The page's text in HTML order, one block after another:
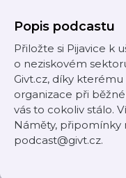
Popis podcastu
Přiložte si Pijavice k
o neziskovém
Givt.cz, díky
organizace při
vás to cokoliv stálo.
Náměty, připomínky
podcast@givt.cz.